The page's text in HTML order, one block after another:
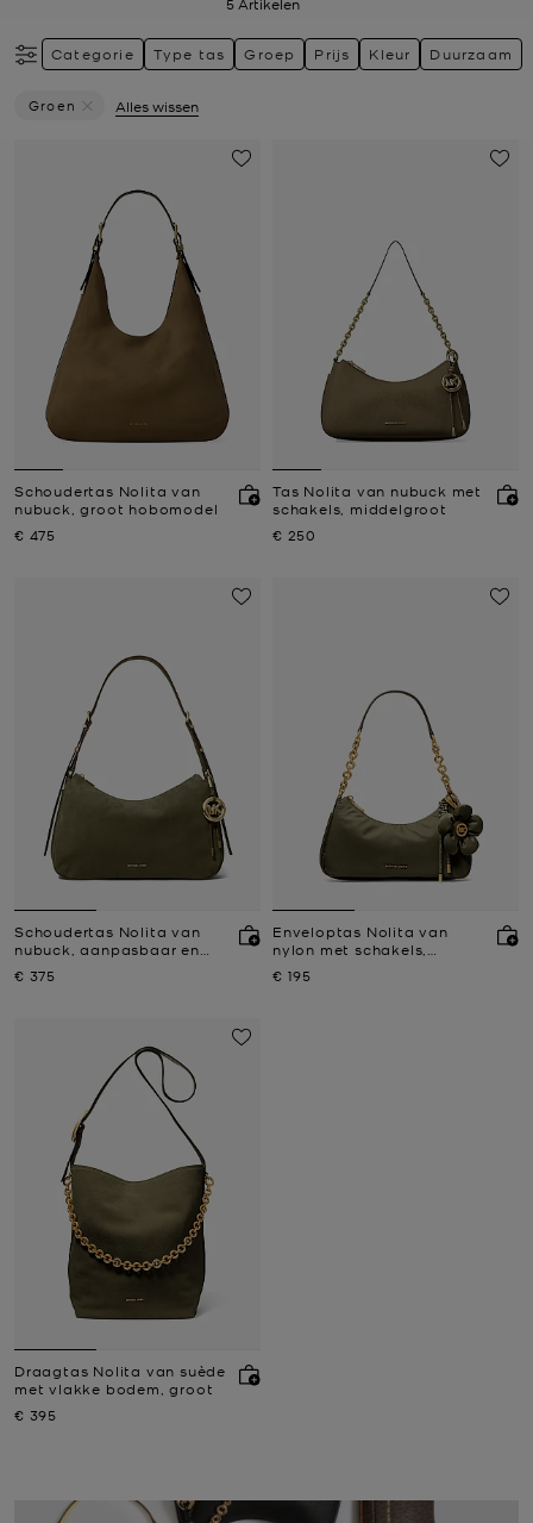
5Artikelen
Categorie Type tas Groep Prijs Kleur Duurzaam
Groen
Alles wissen
Schoudertas Nolita van
nubuck, groot hobomodel
Nu
€ 475
Tas Nolita van nubuck met
schakels, middelgroot
Nu
€ 250
Schoudertas Nolita van
nubuck, aanpasbaar en
Nu
€ 375
Enveloptas Nolita van
nylon met schakels,
Nu
€ 195
Draagtas Nolita van suède
met vlakke bodem, groot
Nu
€ 395